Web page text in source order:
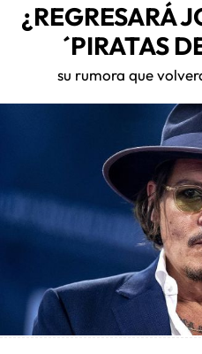
¿REGRESARÁ
´PIRATAS
su rumora que